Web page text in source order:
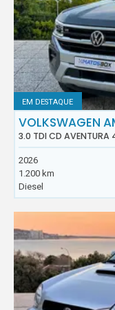
EM DESTAQUE
VOLKSWAGEN
3.0 TDI CD
2026
1.200 km
Diesel